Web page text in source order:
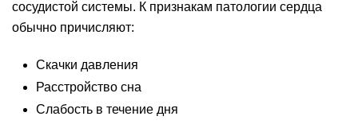
сосудистой системы. К признакам патологии сердца
обычно причисляют:
Скачки давления
Расстройство сна
Слабость в течение дня